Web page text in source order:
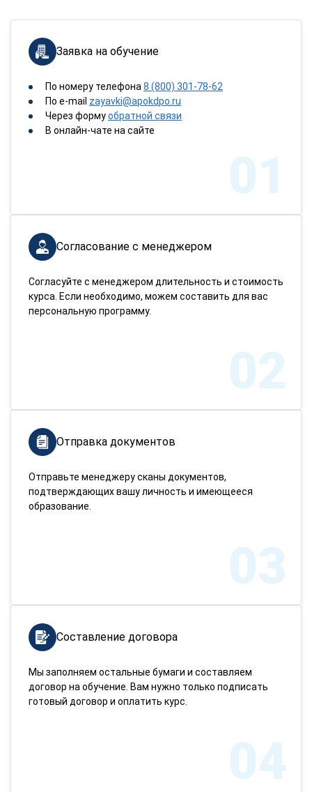
Заявка на обучение
По номеру телефона 8 (800) 301-78-62
По e-mail zayavki@apokdpo.ru
Через формуобратной связи
В онлайн-чате на сайте
01
Согласование с менеджером
Согласуйте с менеджером длительность и стоимость
курса. Если необходимо, можем составить для вас
персональную программу.
02
Отправка документов
Отправьте менеджеру сканы документов,
подтверждающих вашу личность и имеющееся
образование.
03
Составление договора
Мы заполняем остальные бумаги и составляем
договор на обучение. Вам нужно только подписать
готовый договор и оплатить курс.
04